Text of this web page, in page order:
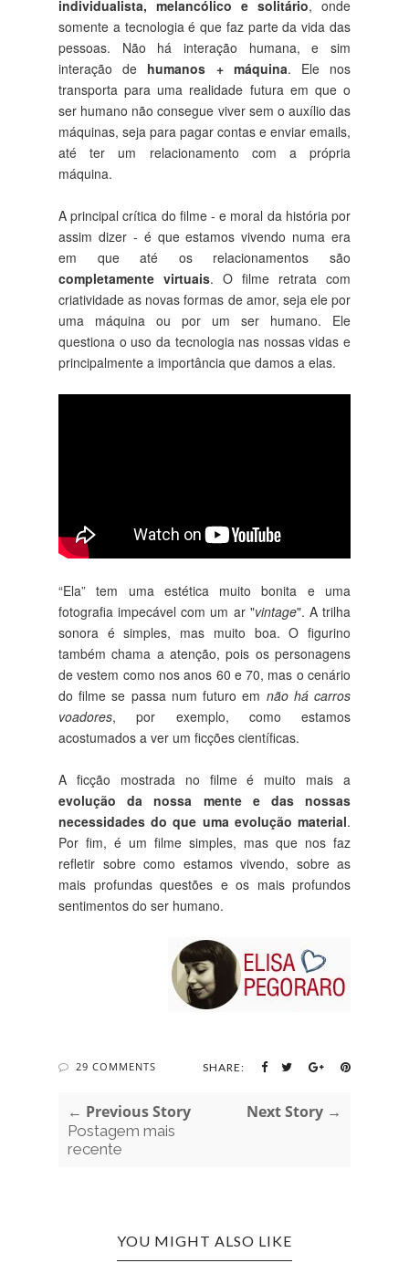
individualista, melancólico e solitário, onde
somente a tecnologia é que faz parte da vida das
pessoas. Não há interação humana, e sim
interação de humanos + máquina. Ele nos
transporta para uma realidade futura em que o
ser humano não consegue viver sem o auxílio das
máquinas, seja para pagar contas e enviar emails,
até ter um relacionamento com a própria
máquina.
A principal crítica do filme - e moral da história por
assim dizer - é que estamos vivendo numa era
em que até os relacionamentos são
completamente virtuais. O filme retrata com
criatividade as novas formas de amor, seja ele por
uma máquina ou por um ser humano. Ele
questiona o uso da tecnologia nas nossas vidas e
principalmente a importância que damos a elas.
“Ela” tem uma estética muito bonita e uma
fotografia impecável com um ar "vintage". A trilha
sonora é simples, mas muito boa. O figurino
também chama a atenção, pois os personagens
de vestem como nos anos 60 e 70, mas o cenário
do filme se passa num futuro em não há carros
voadores, por exemplo, como estamos
acostumados a ver um ficções científicas.
A ficção mostrada no filme é muito mais a
evolução da nossa mente e das nossas
necessidades do que uma evolução material.
Por fim, é um filme simples, mas que nos faz
refletir sobre como estamos vivendo, sobre as
mais profundas questões e os mais profundos
sentimentos do ser humano.
29 COMMENTS SHARE:
← Previous Story
Postagem mais
recente
Next Story →
YOU MIGHT ALSO LIKE